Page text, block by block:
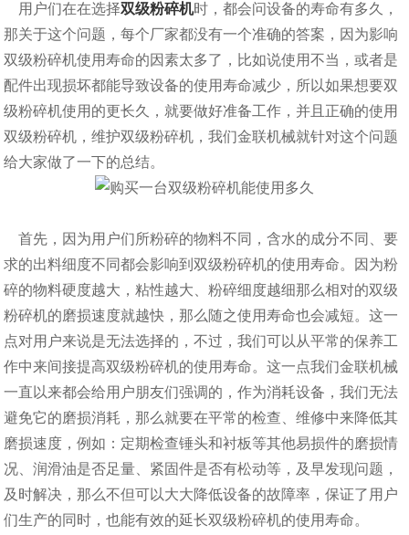
用户们在在选择双级粉碎机时，都会问设备的寿命有多久，
那关于这个问题，每个厂家都没有一个准确的答案，因为影响
双级粉碎机使用寿命的因素太多了，比如说使用不当，或者是
配件出现损坏都能导致设备的使用寿命减少，所以如果想要双
级粉碎机使用的更长久，就要做好准备工作，并且正确的使用
双级粉碎机，维护双级粉碎机，我们金联机械就针对这个问题
给大家做了一下的总结。
首先，因为用户们所粉碎的物料不同，含水的成分不同、要
求的出料细度不同都会影响到双级粉碎机的使用寿命。因为粉
碎的物料硬度越大，粘性越大、粉碎细度越细那么相对的双级
粉碎机的磨损速度就越快，那么随之使用寿命也会减短。这一
点对用户来说是无法选择的，不过，我们可以从平常的保养工
作中来间接提高双级粉碎机的使用寿命。这一点我们金联机械
一直以来都会给用户朋友们强调的，作为消耗设备，我们无法
避免它的磨损消耗，那么就要在平常的检查、维修中来降低其
磨损速度，例如：定期检查锤头和衬板等其他易损件的磨损情
况、润滑油是否足量、紧固件是否有松动等，及早发现问题，
及时解决，那么不但可以大大降低设备的故障率，保证了用户
们生产的同时，也能有效的延长双级粉碎机的使用寿命。